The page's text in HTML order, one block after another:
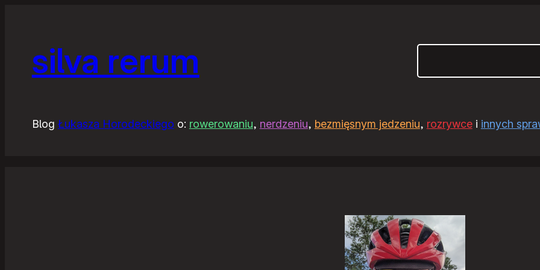
silva rerum
Blog Łukasza Horodeckiego o: rowerowaniu, nerdzeniu, bezmięsnym jedzeniu, rozrywcei innych